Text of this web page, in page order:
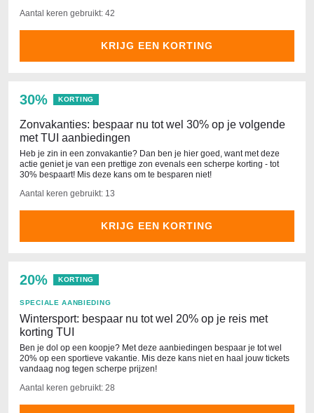
Aantal keren gebruikt: 42
KRIJG EEN KORTING
30% KORTING
Zonvakanties: bespaar nu tot wel 30% op je volgende
met TUI aanbiedingen
Heb je zin in een zonvakantie? Dan ben je hier goed, want met deze
actie geniet je van een prettige zon evenals een scherpe korting - tot
30% bespaart! Mis deze kans om te besparen niet!
Aantal keren gebruikt: 13
KRIJG EEN KORTING
20% KORTING
SPECIALE AANBIEDING
Wintersport: bespaar nu tot wel 20% op je reis met
korting TUI
Ben je dol op een koopje? Met deze aanbiedingen bespaar je tot wel
20% op een sportieve vakantie. Mis deze kans niet en haal jouw tickets
vandaag nog tegen scherpe prijzen!
Aantal keren gebruikt: 28